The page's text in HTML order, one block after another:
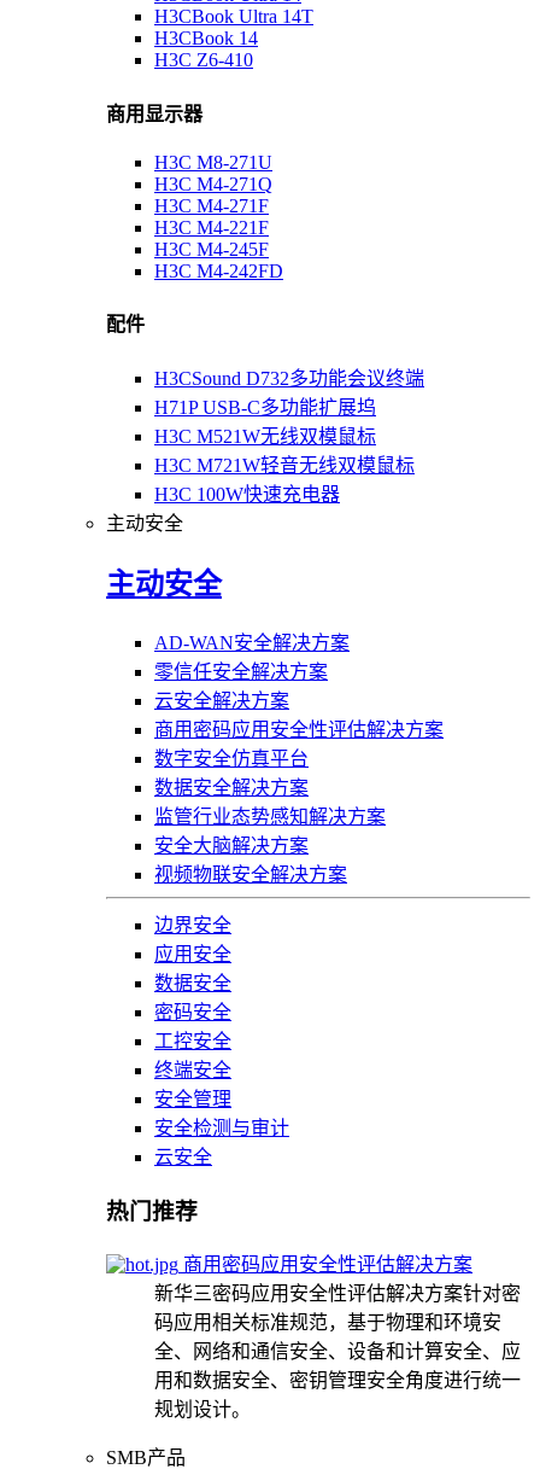
H3CBook Ultra 14T
H3CBook 14
H3C Z6-410
商用显示器
H3C M8-271U
H3C M4-271Q
H3C M4-271F
H3C M4-221F
H3C M4-245F
H3C M4-242FD
配件
H3CSound D732多功能会议终端
H71P USB-C多功能扩展坞
H3C M521W无线双模鼠标
H3C M721W轻音无线双模鼠标
H3C 100W快速充电器
主动安全
主动安全
AD-WAN安全解决方案
零信任安全解决方案
云安全解决方案
商用密码应用安全性评估解决方案
数字安全仿真平台
数据安全解决方案
监管行业态势感知解决方案
安全大脑解决方案
视频物联安全解决方案
边界安全
应用安全
数据安全
密码安全
工控安全
终端安全
安全管理
安全检测与审计
云安全
热门推荐
商用密码应用安全性评估解决方案
新华三密码应用安全性评估解决方案针对密
码应用相关标准规范，基于物理和环境安
全、网络和通信安全、设备和计算安全、应
用和数据安全、密钥管理安全角度进行统一
规划设计。
SMB产品